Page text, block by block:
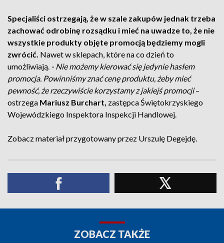
Specjaliści ostrzegają, że w szale zakupów jednak trzeba
zachować odrobinę rozsądku i mieć na uwadze to, że nie
wszystkie produkty objęte promocją będziemy mogli
zwrócić. Nawet w sklepach, które na co dzień to
umożliwiają. - Nie możemy kierować się jedynie hasłem
promocja. Powinniśmy znać cenę produktu, żeby mieć
pewność, że rzeczywiście korzystamy z jakiejś promocji–
ostrzega Mariusz Burchart, zastępca Świętokrzyskiego
Wojewódzkiego Inspektora Inspekcji Handlowej.
Zobacz materiał przygotowany przez Urszulę Degejdę.
ZOBACZ TAKŻE